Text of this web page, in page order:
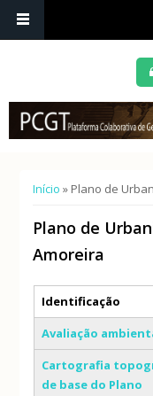
Está aqui
Início » Plano de
Plano de
Amoreira
Separadores
Identificação
(separador ativo)
Avaliação
Cartografia
de base do Plano